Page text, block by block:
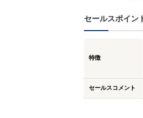
セールスポイン
特徴
セールスコメント